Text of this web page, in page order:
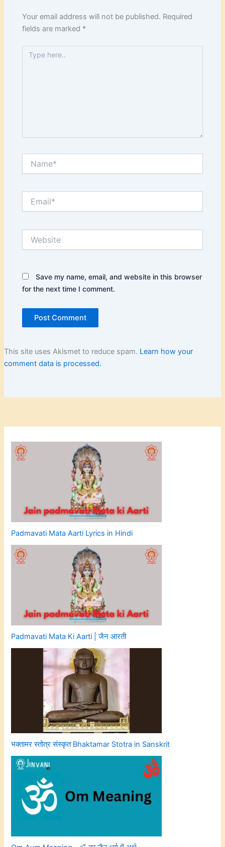
Your email address will not be published. Required
fields are marked *
here..
Save my name, email, and website in this browser
for the next time I comment.
This site uses Akismet to reduce spam. Learn how your
comment data is processed.
Padmavati Mata Aarti Lyrics in Hindi
Padmavati Mata Ki Aarti | जैन आरती
भक्तामर स्तोत्र संस्कृत Bhaktamar Stotra in Sanskrit